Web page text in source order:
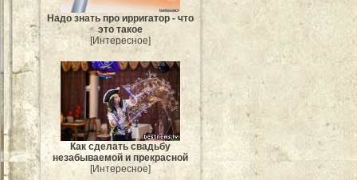
Надо знать про ирригатор - что
это такое
[Интересное]
Как сделать свадьбу
незабываемой и прекрасной
[Интересное]